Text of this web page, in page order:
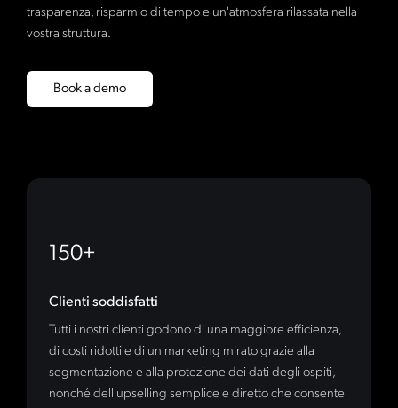
trasparenza, risparmio di tempo e un'atmosfera rilassata nella
vostra struttura.
Book a demo
150+
Clienti soddisfatti
Tutti i nostri clienti godono di una maggiore efficienza,
di costi ridotti e di un marketing mirato grazie alla
segmentazione e alla protezione dei dati degli ospiti,
nonché dell'upselling semplice e diretto che consente